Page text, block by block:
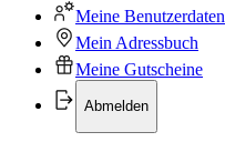
Meine Benutzerdaten
Mein Adressbuch
Meine Gutscheine
Abmelden